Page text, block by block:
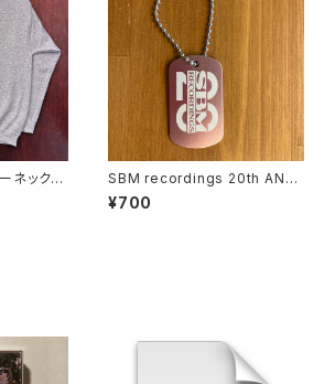
ネックス
SBM recordings 20th ANNI
V DOGTAG
¥700